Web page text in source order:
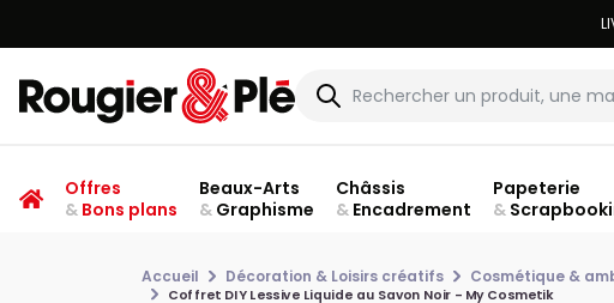
Offres
&Bons plans
Beaux-Arts
&Graphisme
Châssis
&Encadrement
Papeterie
&
Accueil Décoration & Loisirs créatifs Cosmétique &
Coffret DIY Lessive Liquide au Savon Noir - My Cosmetik